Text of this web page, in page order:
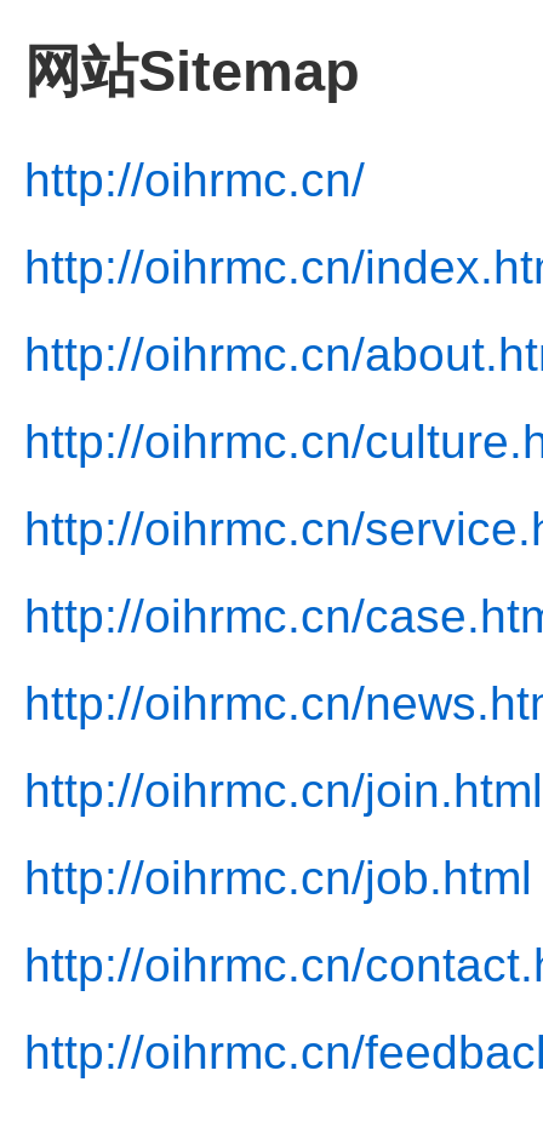
网站Sitemap
http://oihrmc.cn/
http://oihrmc.cn/
http://oihrmc.cn/
http://oihrmc.cn/
http://oihrmc.cn/
http://oihrmc.cn/
http://oihrmc.cn/
http://oihrmc.cn/join.html
http://oihrmc.cn/job.html
http://oihrmc.cn/
http://oihrmc.cn/